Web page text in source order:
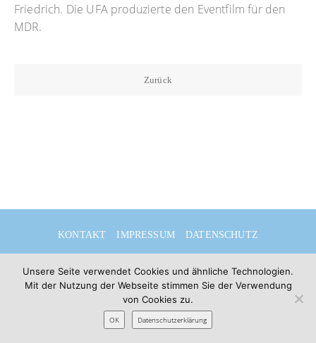
Kontakt
Friedrich. Die UFA produzierte den Eventfilm für den
MDR.
Zurück
© 2026 Sibylle Seidel
KONTAKT IMPRESSUM DATENSCHUTZ
DEUTSCH
Unsere Seite verwendet Cookies und ähnliche Technologien.
Mit der Nutzung der Webseite stimmen Sie der Verwendung
von Cookies zu.
OK Datenschutzerklärung